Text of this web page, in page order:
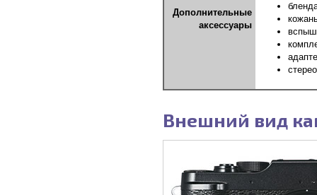
Дополнительные
аксессуары
Внешний вид